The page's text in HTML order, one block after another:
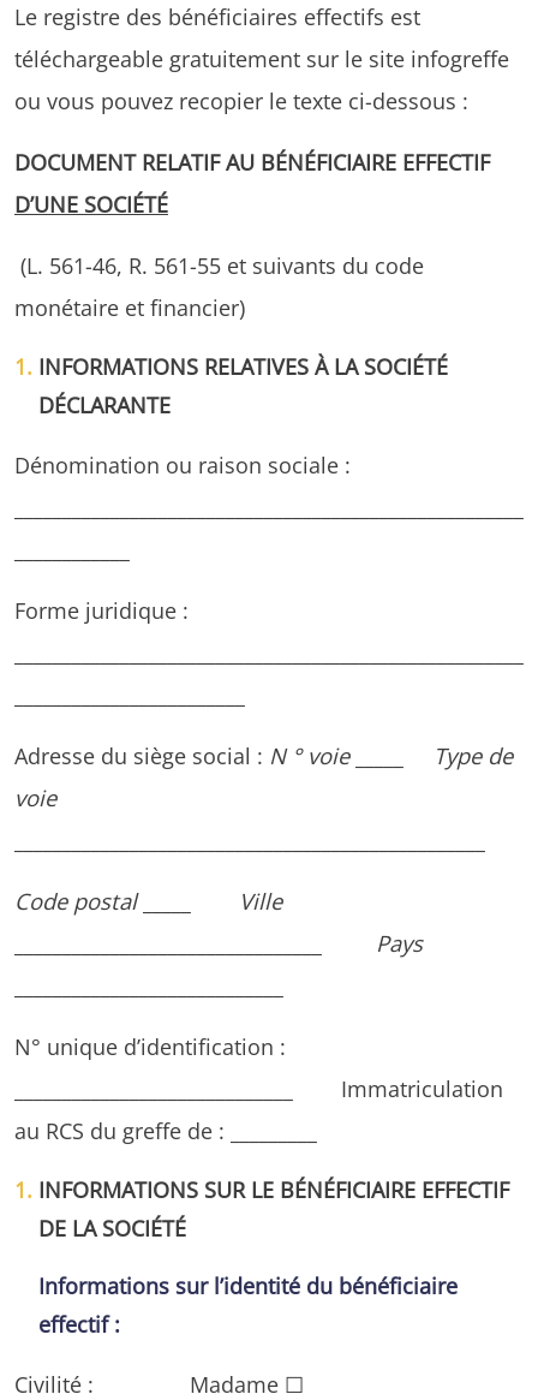
Le registre des bénéficiaires effectifs est
téléchargeable gratuitement sur le site infogreffe
ou vous pouvez recopier le texte ci-dessous :
DOCUMENT RELATIF AU BÉNÉFICIAIRE EFFECTIF
D’UNE SOCIÉTÉ
(L. 561-46, R. 561-55 et suivants du code
monétaire et financier)
INFORMATIONS RELATIVES À LA SOCIÉTÉ
DÉCLARANTE
Dénomination ou raison sociale :
Forme juridique :
Adresse du siège social : N ° voie_____
Type de
voie
Code postal_____
Ville
Pays
N° unique d’identification :
_____________________________ Immatriculation
au RCS du greffe de : _________
INFORMATIONS SUR LE BÉNÉFICIAIRE EFFECTIF
DE LA SOCIÉTÉ
Informations sur l’identité du bénéficiaire
effectif :
Civilité : Madame ☐